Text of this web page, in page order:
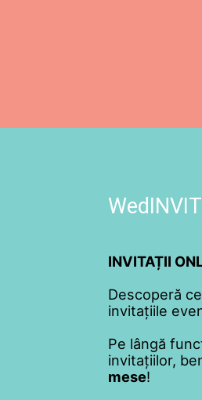
INVITAȚII
Descoperă
invitațiile
Pe lângă
invitațiilor,
mese!